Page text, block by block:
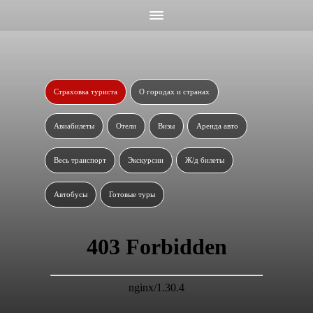
Страховка туриста О городах и странах
Авиабилеты Отели Визы Аренда авто
Весь транспорт Экскурсии Ж/д билеты
Автобусы Готовые туры